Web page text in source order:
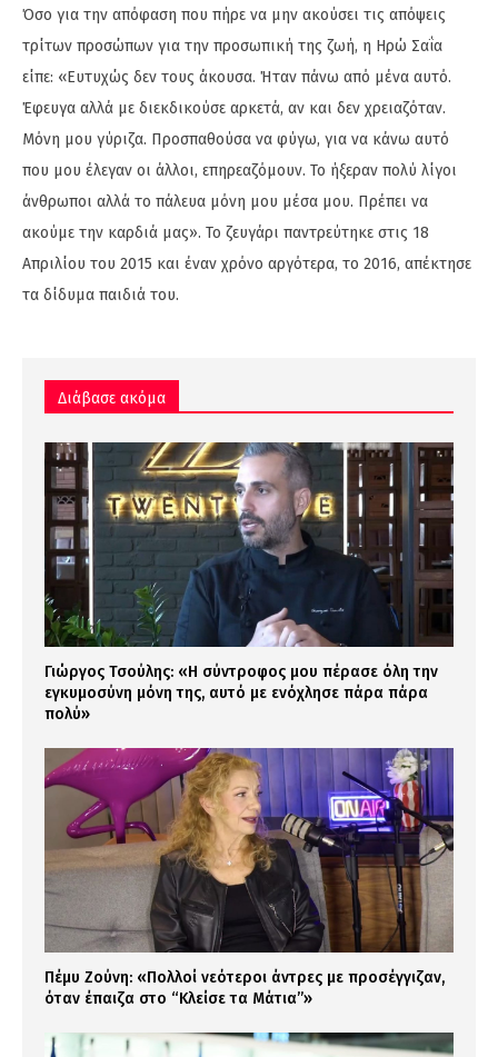
Όσο για την απόφαση που πήρε να μην ακούσει τις απόψεις
τρίτων προσώπων για την προσωπική της ζωή, η Ηρώ Σαΐα
είπε: «Ευτυχώς δεν τους άκουσα. Ήταν πάνω από μένα αυτό.
Έφευγα αλλά με διεκδικούσε αρκετά, αν και δεν χρειαζόταν.
Μόνη μου γύριζα. Προσπαθούσα να φύγω, για να κάνω αυτό
που μου έλεγαν οι άλλοι, επηρεαζόμουν. Το ήξεραν πολύ λίγοι
άνθρωποι αλλά το πάλευα μόνη μου μέσα μου. Πρέπει να
ακούμε την καρδιά μας». Το ζευγάρι παντρεύτηκε στις 18
Απριλίου του 2015 και έναν χρόνο αργότερα, το 2016, απέκτησε
τα δίδυμα παιδιά του.
Διάβασε ακόμα
Γιώργος Τσούλης: «Η σύντροφος μου πέρασε όλη την
εγκυμοσύνη μόνη της, αυτό με ενόχλησε πάρα πάρα
πολύ»
Πέμυ Ζούνη: «Πολλοί νεότεροι άντρες με προσέγγιζαν,
όταν έπαιζα στο “Κλείσε τα Μάτια”»